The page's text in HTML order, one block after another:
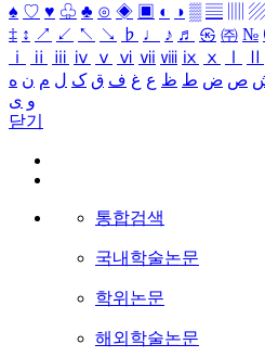
♠ ♡ ♥ ♧ ♣ ⊙ ◈ ▣ ◐ ◑ ▒ ▤ ▨
‡ ↕ ↗ ↙ ↖ ↘ ♭ ♩ ♪ ♬ ㉿ ㈜ №
ⅰ
ⅱ ⅲ ⅳ ⅴ ⅵ ⅶ ⅷ ⅸ ⅹ
ص ض ط ظ ع غ ف ق ک ل م ن ه
و ی
닫기
통합검색
국내학술논문
학위논문
해외학술논문